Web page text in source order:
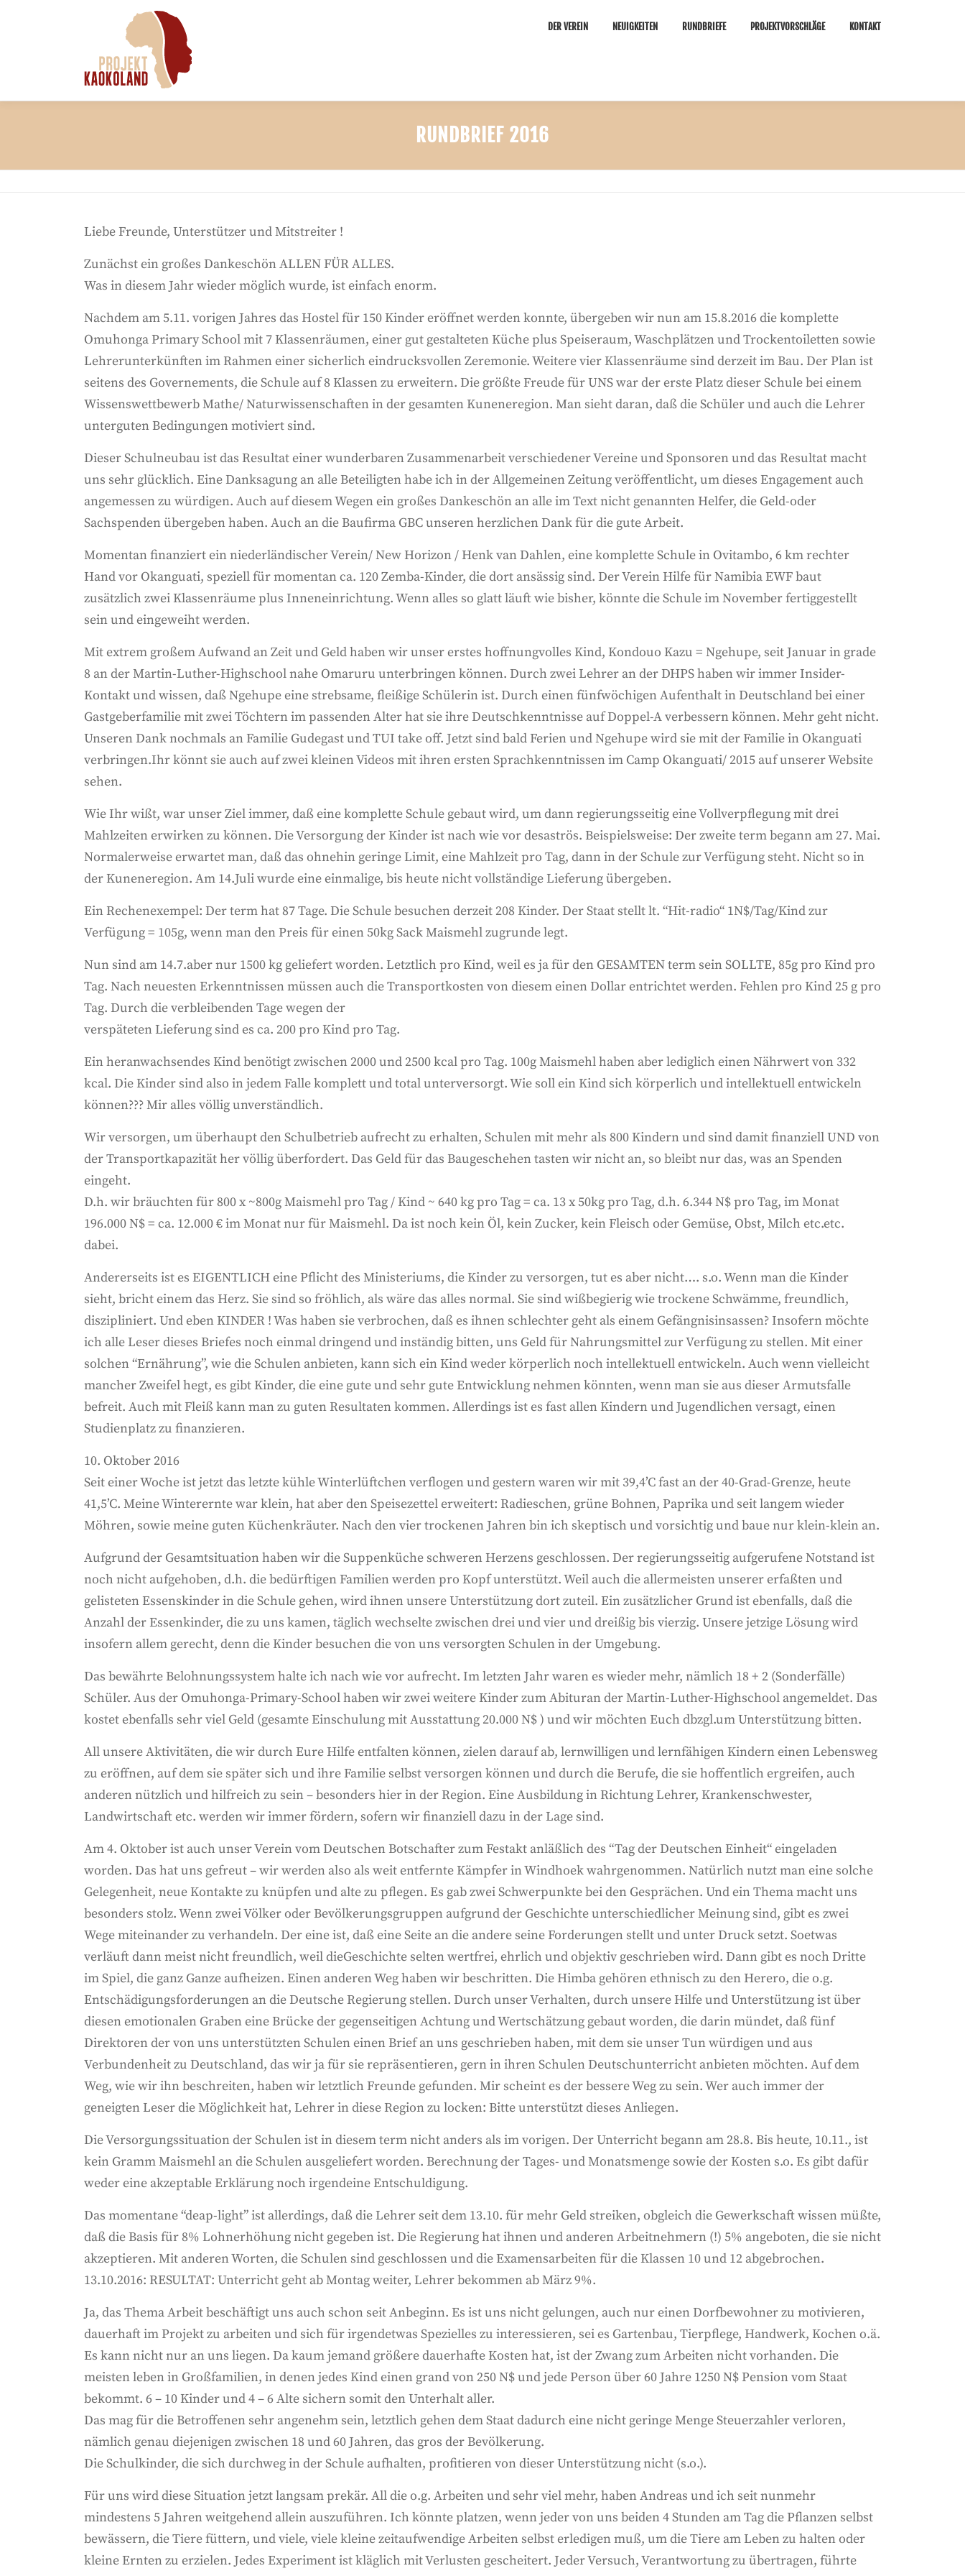
DER VEREIN NEUIGKEITEN RUNDBRIEFE PROJEKTVORSCHLÄGE KONTAKT
RUNDBRIEF 2016
Liebe Freunde, Unterstützer und Mitstreiter !
Zunächst ein großes Dankeschön ALLEN FÜR ALLES.
Was in diesem Jahr wieder möglich wurde, ist einfach enorm.
Nachdem am 5.11. vorigen Jahres das Hostel für 150 Kinder eröffnet werden konnte, übergeben wir nun am 15.8.2016 die komplette
Omuhonga Primary School mit 7 Klassenräumen, einer gut gestalteten Küche plus Speiseraum, Waschplätzen und Trockentoiletten sowie
Lehrerunterkünften im Rahmen einer sicherlich eindrucksvollen Zeremonie. Weitere vier Klassenräume sind derzeit im Bau. Der Plan ist
seitens des Governements, die Schule auf 8 Klassen zu erweitern. Die größte Freude für UNS war der erste Platz dieser Schule bei einem
Wissenswettbewerb Mathe/ Naturwissenschaften in der gesamten Kuneneregion. Man sieht daran, daß die Schüler und auch die Lehrer
unterguten Bedingungen motiviert sind.
Dieser Schulneubau ist das Resultat einer wunderbaren Zusammenarbeit verschiedener Vereine und Sponsoren und das Resultat macht
uns sehr glücklich. Eine Danksagung an alle Beteiligten habe ich in der Allgemeinen Zeitung veröffentlicht, um dieses Engagement auch
angemessen zu würdigen. Auch auf diesem Wegen ein großes Dankeschön an alle im Text nicht genannten Helfer, die Geld-oder
Sachspenden übergeben haben. Auch an die Baufirma GBC unseren herzlichen Dank für die gute Arbeit.
Momentan finanziert ein niederländischer Verein/ New Horizon / Henk van Dahlen, eine komplette Schule in Ovitambo, 6 km rechter
Hand vor Okanguati, speziell für momentan ca. 120 Zemba-Kinder, die dort ansässig sind. Der Verein Hilfe für Namibia EWF baut
zusätzlich zwei Klassenräume plus Inneneinrichtung. Wenn alles so glatt läuft wie bisher, könnte die Schule im November fertiggestellt
sein und eingeweiht werden.
Mit extrem großem Aufwand an Zeit und Geld haben wir unser erstes hoffnungvolles Kind, Kondouo Kazu = Ngehupe, seit Januar in grade
8 an der Martin-Luther-Highschool nahe Omaruru unterbringen können. Durch zwei Lehrer an der DHPS haben wir immer Insider-
Kontakt und wissen, daß Ngehupe eine strebsame, fleißige Schülerin ist. Durch einen fünfwöchigen Aufenthalt in Deutschland bei einer
Gastgeberfamilie mit zwei Töchtern im passenden Alter hat sie ihre Deutschkenntnisse auf Doppel-A verbessern können. Mehr geht nicht.
Unseren Dank nochmals an Familie Gudegast und TUI take off. Jetzt sind bald Ferien und Ngehupe wird sie mit der Familie in Okanguati
verbringen.Ihr könnt sie auch auf zwei kleinen Videos mit ihren ersten Sprachkenntnissen im Camp Okanguati/ 2015 auf unserer Website
sehen.
Wie Ihr wißt, war unser Ziel immer, daß eine komplette Schule gebaut wird, um dann regierungsseitig eine Vollverpflegung mit drei
Mahlzeiten erwirken zu können. Die Versorgung der Kinder ist nach wie vor desaströs. Beispielsweise: Der zweite term begann am 27. Mai.
Normalerweise erwartet man, daß das ohnehin geringe Limit, eine Mahlzeit pro Tag, dann in der Schule zur Verfügung steht. Nicht so in
der Kuneneregion. Am 14.Juli wurde eine einmalige, bis heute nicht vollständige Lieferung übergeben.
Ein Rechenexempel: Der term hat 87 Tage. Die Schule besuchen derzeit 208 Kinder. Der Staat stellt lt. “Hit-radio“ 1N$/Tag/Kind zur
Verfügung = 105g, wenn man den Preis für einen 50kg Sack Maismehl zugrunde legt.
Nun sind am 14.7.aber nur 1500 kg geliefert worden. Letztlich pro Kind, weil es ja für den GESAMTEN term sein SOLLTE, 85g pro Kind pro
Tag. Nach neuesten Erkenntnissen müssen auch die Transportkosten von diesem einen Dollar entrichtet werden. Fehlen pro Kind 25 g pro
Tag. Durch die verbleibenden Tage wegen der
verspäteten Lieferung sind es ca. 200 pro Kind pro Tag.
Ein heranwachsendes Kind benötigt zwischen 2000 und 2500 kcal pro Tag. 100g Maismehl haben aber lediglich einen Nährwert von 332
kcal. Die Kinder sind also in jedem Falle komplett und total unterversorgt. Wie soll ein Kind sich körperlich und intellektuell entwickeln
können??? Mir alles völlig unverständlich.
Wir versorgen, um überhaupt den Schulbetrieb aufrecht zu erhalten, Schulen mit mehr als 800 Kindern und sind damit finanziell UND von
der Transportkapazität her völlig überfordert. Das Geld für das Baugeschehen tasten wir nicht an, so bleibt nur das, was an Spenden
eingeht.
D.h. wir bräuchten für 800 x ~800g Maismehl pro Tag / Kind ~ 640 kg pro Tag = ca. 13 x 50kg pro Tag, d.h. 6.344 N$ pro Tag, im Monat
196.000 N$ = ca. 12.000 € im Monat nur für Maismehl. Da ist noch kein Öl, kein Zucker, kein Fleisch oder Gemüse, Obst, Milch etc.etc.
dabei.
Andererseits ist es EIGENTLICH eine Pflicht des Ministeriums, die Kinder zu versorgen, tut es aber nicht…. s.o. Wenn man die Kinder
sieht, bricht einem das Herz. Sie sind so fröhlich, als wäre das alles normal. Sie sind wißbegierig wie trockene Schwämme, freundlich,
diszipliniert. Und eben KINDER ! Was haben sie verbrochen, daß es ihnen schlechter geht als einem Gefängnisinsassen? Insofern möchte
ich alle Leser dieses Briefes noch einmal dringend und inständig bitten, uns Geld für Nahrungsmittel zur Verfügung zu stellen. Mit einer
solchen “Ernährung”, wie die Schulen anbieten, kann sich ein Kind weder körperlich noch intellektuell entwickeln. Auch wenn vielleicht
mancher Zweifel hegt, es gibt Kinder, die eine gute und sehr gute Entwicklung nehmen könnten, wenn man sie aus dieser Armutsfalle
befreit. Auch mit Fleiß kann man zu guten Resultaten kommen. Allerdings ist es fast allen Kindern und Jugendlichen versagt, einen
Studienplatz zu finanzieren.
10. Oktober 2016
Seit einer Woche ist jetzt das letzte kühle Winterlüftchen verflogen und gestern waren wir mit 39,4’C fast an der 40-Grad-Grenze, heute
41,5’C. Meine Winterernte war klein, hat aber den Speisezettel erweitert: Radieschen, grüne Bohnen, Paprika und seit langem wieder
Möhren, sowie meine guten Küchenkräuter. Nach den vier trockenen Jahren bin ich skeptisch und vorsichtig und baue nur klein-klein an.
Aufgrund der Gesamtsituation haben wir die Suppenküche schweren Herzens geschlossen. Der regierungsseitig aufgerufene Notstand ist
noch nicht aufgehoben, d.h. die bedürftigen Familien werden pro Kopf unterstützt. Weil auch die allermeisten unserer erfaßten und
gelisteten Essenskinder in die Schule gehen, wird ihnen unsere Unterstützung dort zuteil. Ein zusätzlicher Grund ist ebenfalls, daß die
Anzahl der Essenkinder, die zu uns kamen, täglich wechselte zwischen drei und vier und dreißig bis vierzig. Unsere jetzige Lösung wird
insofern allem gerecht, denn die Kinder besuchen die von uns versorgten Schulen in der Umgebung.
Das bewährte Belohnungssystem halte ich nach wie vor aufrecht. Im letzten Jahr waren es wieder mehr, nämlich 18 + 2 (Sonderfälle)
Schüler. Aus der Omuhonga-Primary-School haben wir zwei weitere Kinder zum Abituran der Martin-Luther-Highschool angemeldet. Das
kostet ebenfalls sehr viel Geld (gesamte Einschulung mit Ausstattung 20.000 N$ ) und wir möchten Euch dbzgl.um Unterstützung bitten.
All unsere Aktivitäten, die wir durch Eure Hilfe entfalten können, zielen darauf ab, lernwilligen und lernfähigen Kindern einen Lebensweg
zu eröffnen, auf dem sie später sich und ihre Familie selbst versorgen können und durch die Berufe, die sie hoffentlich ergreifen, auch
anderen nützlich und hilfreich zu sein – besonders hier in der Region. Eine Ausbildung in Richtung Lehrer, Krankenschwester,
Landwirtschaft etc. werden wir immer fördern, sofern wir finanziell dazu in der Lage sind.
Am 4. Oktober ist auch unser Verein vom Deutschen Botschafter zum Festakt anläßlich des “Tag der Deutschen Einheit“ eingeladen
worden. Das hat uns gefreut – wir werden also als weit entfernte Kämpfer in Windhoek wahrgenommen. Natürlich nutzt man eine solche
Gelegenheit, neue Kontakte zu knüpfen und alte zu pflegen. Es gab zwei Schwerpunkte bei den Gesprächen. Und ein Thema macht uns
besonders stolz. Wenn zwei Völker oder Bevölkerungsgruppen aufgrund der Geschichte unterschiedlicher Meinung sind, gibt es zwei
Wege miteinander zu verhandeln. Der eine ist, daß eine Seite an die andere seine Forderungen stellt und unter Druck setzt. Soetwas
verläuft dann meist nicht freundlich, weil dieGeschichte selten wertfrei, ehrlich und objektiv geschrieben wird. Dann gibt es noch Dritte
im Spiel, die ganz Ganze aufheizen. Einen anderen Weg haben wir beschritten. Die Himba gehören ethnisch zu den Herero, die o.g.
Entschädigungsforderungen an die Deutsche Regierung stellen. Durch unser Verhalten, durch unsere Hilfe und Unterstützung ist über
diesen emotionalen Graben eine Brücke der gegenseitigen Achtung und Wertschätzung gebaut worden, die darin mündet, daß fünf
Direktoren der von uns unterstützten Schulen einen Brief an uns geschrieben haben, mit dem sie unser Tun würdigen und aus
Verbundenheit zu Deutschland, das wir ja für sie repräsentieren, gern in ihren Schulen Deutschunterricht anbieten möchten. Auf dem
Weg, wie wir ihn beschreiten, haben wir letztlich Freunde gefunden. Mir scheint es der bessere Weg zu sein. Wer auch immer der
geneigten Leser die Möglichkeit hat, Lehrer in diese Region zu locken: Bitte unterstützt dieses Anliegen.
Die Versorgungssituation der Schulen ist in diesem term nicht anders als im vorigen. Der Unterricht begann am 28.8. Bis heute, 10.11., ist
kein Gramm Maismehl an die Schulen ausgeliefert worden. Berechnung der Tages- und Monatsmenge sowie der Kosten s.o. Es gibt dafür
weder eine akzeptable Erklärung noch irgendeine Entschuldigung.
Das momentane “deap-light” ist allerdings, daß die Lehrer seit dem 13.10. für mehr Geld streiken, obgleich die Gewerkschaft wissen müßte,
daß die Basis für 8% Lohnerhöhung nicht gegeben ist. Die Regierung hat ihnen und anderen Arbeitnehmern (!) 5% angeboten, die sie nicht
akzeptieren. Mit anderen Worten, die Schulen sind geschlossen und die Examensarbeiten für die Klassen 10 und 12 abgebrochen.
13.10.2016: RESULTAT: Unterricht geht ab Montag weiter, Lehrer bekommen ab März 9%.
Ja, das Thema Arbeit beschäftigt uns auch schon seit Anbeginn. Es ist uns nicht gelungen, auch nur einen Dorfbewohner zu motivieren,
dauerhaft im Projekt zu arbeiten und sich für irgendetwas Spezielles zu interessieren, sei es Gartenbau, Tierpflege, Handwerk, Kochen o.ä.
Es kann nicht nur an uns liegen. Da kaum jemand größere dauerhafte Kosten hat, ist der Zwang zum Arbeiten nicht vorhanden. Die
meisten leben in Großfamilien, in denen jedes Kind einen grand von 250 N$ und jede Person über 60 Jahre 1250 N$ Pension vom Staat
bekommt. 6 – 10 Kinder und 4 – 6 Alte sichern somit den Unterhalt aller.
Das mag für die Betroffenen sehr angenehm sein, letztlich gehen dem Staat dadurch eine nicht geringe Menge Steuerzahler verloren,
nämlich genau diejenigen zwischen 18 und 60 Jahren, das gros der Bevölkerung.
Die Schulkinder, die sich durchweg in der Schule aufhalten, profitieren von dieser Unterstützung nicht (s.o.).
Für uns wird diese Situation jetzt langsam prekär. All die o.g. Arbeiten und sehr viel mehr, haben Andreas und ich seit nunmehr
mindestens 5 Jahren weitgehend allein auszuführen. Ich könnte platzen, wenn jeder von uns beiden 4 Stunden am Tag die Pflanzen selbst
bewässern, die Tiere füttern, und viele, viele kleine zeitaufwendige Arbeiten selbst erledigen muß, um die Tiere am Leben zu halten oder
kleine Ernten zu erzielen. Jedes Experiment ist kläglich mit Verlusten gescheitert. Jeder Versuch, Verantwortung zu übertragen, führte